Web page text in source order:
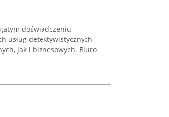
doświadczeniu,
usług detektywistycznych
jak i biznesowych. Biuro